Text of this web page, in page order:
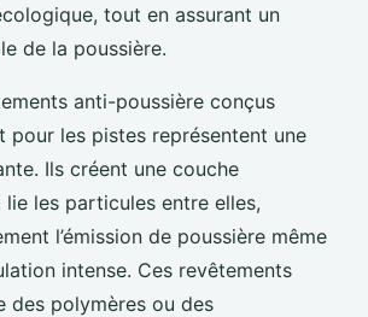
tout en assurant un
de la poussière.
anti-poussière conçus
pour les pistes représentent une
Ils créent une couche
les particules entre elles,
l’émission de poussière même
intense. Ces revêtements
des polymères ou des